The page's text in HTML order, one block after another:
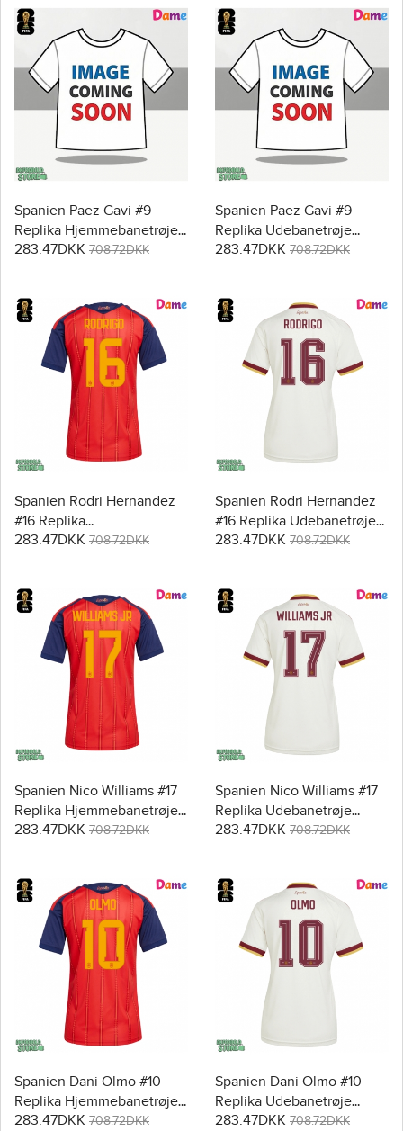
Spanien Paez Gavi #9
Replika Hjemmebanetrøje
Dame VM 2026 Kortærmet
283.47DKK 708.72DKK
Spanien Paez Gavi #9
Replika Udebanetrøje
Dame VM 2026 Kortærmet
283.47DKK 708.72DKK
Spanien Rodri Hernandez
#16 Replika
Hjemmebanetrøje Dame
283.47DKK 708.72DKK
Spanien Rodri Hernandez
#16 Replika Udebanetrøje
Dame VM 2026 Kortærmet
283.47DKK 708.72DKK
Spanien Nico Williams #17
Replika Hjemmebanetrøje
Dame VM 2026 Kortærmet
283.47DKK 708.72DKK
Spanien Nico Williams #17
Replika Udebanetrøje
Dame VM 2026 Kortærmet
283.47DKK 708.72DKK
Spanien Dani Olmo #10
Replika Hjemmebanetrøje
Dame VM 2026 Kortærmet
283.47DKK 708.72DKK
Spanien Dani Olmo #10
Replika Udebanetrøje
Dame VM 2026 Kortærmet
283.47DKK 708.72DKK